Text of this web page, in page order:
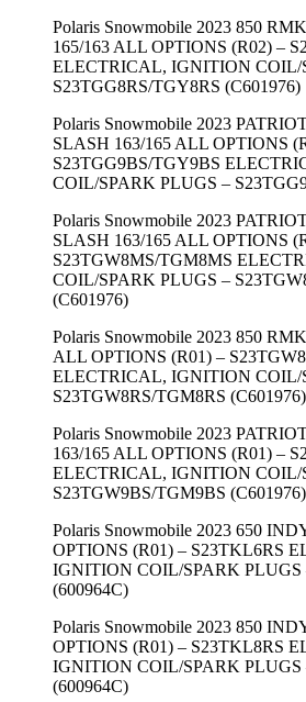
Polaris Snowmobile 2023 850
165/163 ALL OPTIONS (R02) –
ELECTRICAL, IGNITION COIL/
S23TGG8RS/TGY8RS (C601976)
Polaris Snowmobile 2023
SLASH 163/165 ALL OPTIONS
S23TGG9BS/TGY9BS
COIL/SPARK PLUGS –
Polaris Snowmobile 2023
SLASH 163/165 ALL OPTIONS
S23TGW8MS/TGM8MS
COIL/SPARK PLUGS –
(C601976)
Polaris Snowmobile 2023 850
ALL OPTIONS (R01) –
ELECTRICAL, IGNITION COIL/
S23TGW8RS/TGM8RS (C601976)
Polaris Snowmobile 2023
163/165 ALL OPTIONS (R01) –
ELECTRICAL, IGNITION COIL/
S23TGW9BS/TGM9BS (C601976)
Polaris Snowmobile 2023 650
OPTIONS (R01) – S23TKL6RS
IGNITION COIL/SPARK PLUGS
(600964C)
Polaris Snowmobile 2023 850
OPTIONS (R01) – S23TKL8RS
IGNITION COIL/SPARK PLUGS
(600964C)